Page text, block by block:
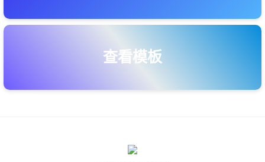
查看模板